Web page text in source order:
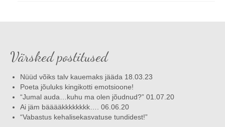
Värsked postitused
Nüüd võiks talv kauemaks jääda 18.03.23
Poeta jõuluks kingikotti emotsioone!
“Jumal auda…kuhu ma olen jõudnud?” 01.07.20
Ai jäm bääääkkkkkkkk…. 06.06.20
“Vabastus kehalisekasvatuse tundidest!”